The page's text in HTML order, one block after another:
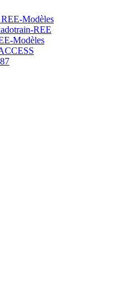
Modèles
REE
Modèles